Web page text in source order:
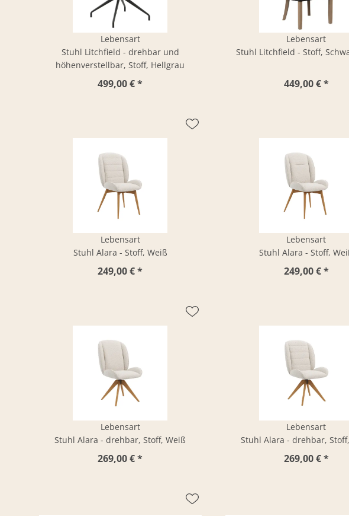
Lebensart
Stuhl Litchfield - drehbar und
höhenverstellbar, Stoff, Hellgrau
499,00 € *
Lebensart
Stuhl Litchfield - Stoff,
449,00 € *
Lebensart
Stuhl Alara - Stoff, Weiß
249,00 € *
Lebensart
Stuhl Alara - Stoff,
249,00 € *
Lebensart
Stuhl Alara - drehbar, Stoff, Weiß
269,00 € *
Lebensart
Stuhl Alara - drehbar,
269,00 € *